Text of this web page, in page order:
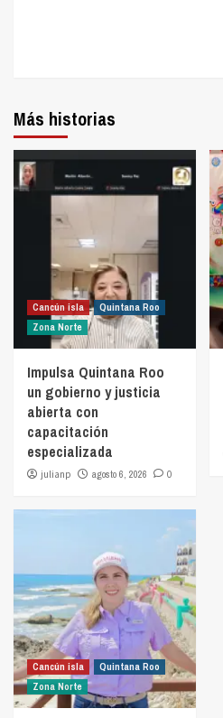
Más historias
Cancún isla
Quintana Roo
Zona Norte
Impulsa Quintana Roo
un gobierno y justicia
abierta con
capacitación
especializada
julianp agosto 6, 2026 0
Cancún isla
Quintana Roo
Zona Norte